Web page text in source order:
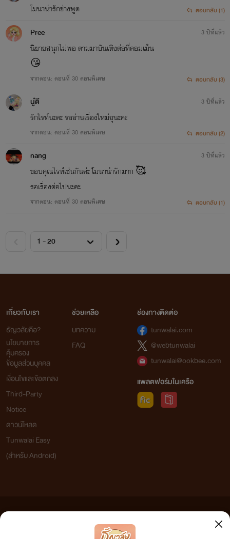
โมนาน่ารักช่างพูด
ตอบกลับ (1)
Pree
นิยายสนุกไม่พอ ตามมาบันเทิงต่อที่คอมเม้น
😘
จากตอน: ตอนที่ 30 ตอนพิเศษ
3 ปีที่แล้ว
ตอบกลับ (3)
นู๋ดี
รักไรท์นะคะ รออ่านเรื่องใหม่ยุนะคะ
จากตอน: ตอนที่ 30 ตอนพิเศษ
3 ปีที่แล้ว
ตอบกลับ (2)
nang
ขอบคุณไรท์เช่นกันค่ะ โมนาน่ารักมาก 🥰
รอเรื่องต่อไปนะคะ
จากตอน: ตอนที่ 30 ตอนพิเศษ
3 ปีที่แล้ว
ตอบกลับ (1)
เกี่ยวกับเรา
ธัญวลัยคือ?
นโยบายการ
คุ้มครอง
ข้อมูลส่วนบุคคล
เงื่อนไขและข้อตกลง
Third-Party
Notice
ดาวน์โหลด
Tunwalai Easy
(สำหรับ Android)
ช่วยเหลือ
บทความ
FAQ
ช่องทางติดต่อ
tunwalai.com
@webtunwalai
tunwalai@ookbee.com
แพลตฟอร์มในเครือ
เว็บไซต์แห่งนี้ไม่ได้เห็นด้วยและไม่ขอรับผิดชอบต่อข้อความใดๆ ทั้งสิ้น ดังนั้นผู้อ่านทุกท่านโปรดใช้